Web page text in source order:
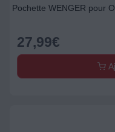
Pochette WENGER pour
27,99€